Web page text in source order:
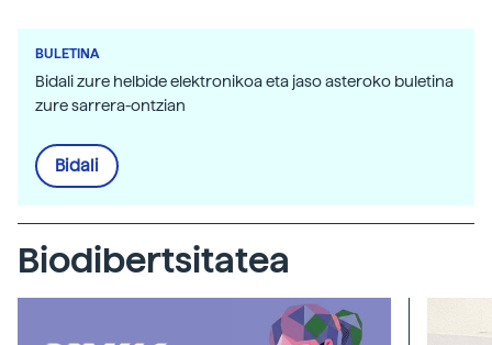
BULETINA
Bidali zure helbide elektronikoa eta jaso asteroko buletina
zure sarrera-ontzian
Bidali
Biodibertsitatea